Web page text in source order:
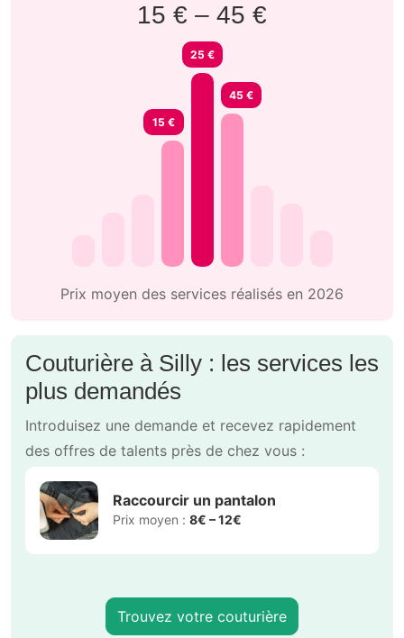
15 € – 45 €
15 €
25 €
45 €
Prix moyen des services réalisés en 2026
Couturière à Silly : les services les
plus demandés
Introduisez une demande et recevez rapidement
des offres de talents près de chez vous :
Raccourcir un pantalon
Prix moyen : 8€ – 12€
Trouvez votre couturière